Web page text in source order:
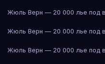
Жюль Верн — 20 000 лье под
Жюль Верн — 20 000 лье под
Жюль Верн — 20 000 лье под